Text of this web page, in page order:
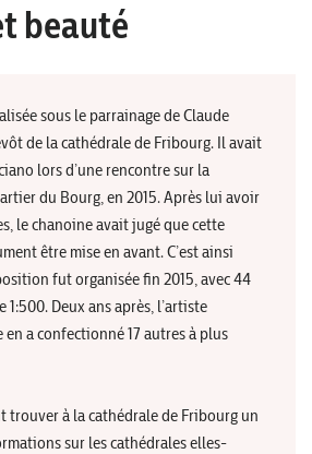
beauté
sous le parrainage de Claude
de la cathédrale de Fribourg. Il avait
lors d’une rencontre sur la
du Bourg, en 2015. Après lui avoir
le chanoine avait jugé que cette
être mise en avant. C’est ainsi
fut organisée fin 2015, avec 44
1:500. Deux ans après, l’artiste
a confectionné 17 autres à plus
trouver à la cathédrale de Fribourg un
sur les cathédrales elles-